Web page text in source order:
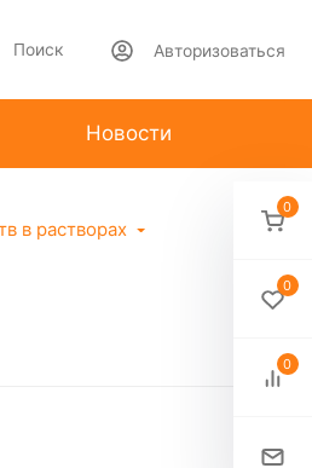
Поиск Авторизоваться
Новости
в растворах
0
0
0